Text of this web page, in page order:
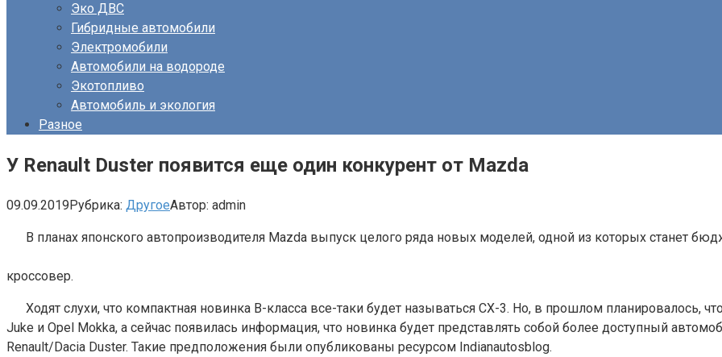
Эко ДВС
Гибридные автомобили
Электромобили
Автомобили на водороде
Экотопливо
Автомобиль и экология
Разное
У Renault Duster появится еще один конкурент от Mazda
09.09.2019Рубрика: ДругоеАвтор: admin
В планах японского автопроизводителя Mazda выпуск целого ряда новых моделей, одной из которых станет
кроссовер.
Ходят слухи, что компактная новинка B-класса все-таки будет называться CX-3. Но, в прошлом планировалось,
Juke и Opel Mokka, а сейчас появилась информация, что новинка будет представлять собой более доступный
Renault/Dacia Duster. Такие предположения были опубликованы ресурсом Indianautosblog.